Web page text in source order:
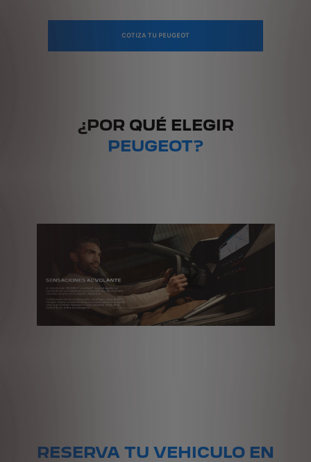
COTIZA TU PEUGEOT
¿POR QUÉ ELEGIR
PEUGEOT?
RESERVA TU VEHICULO EN